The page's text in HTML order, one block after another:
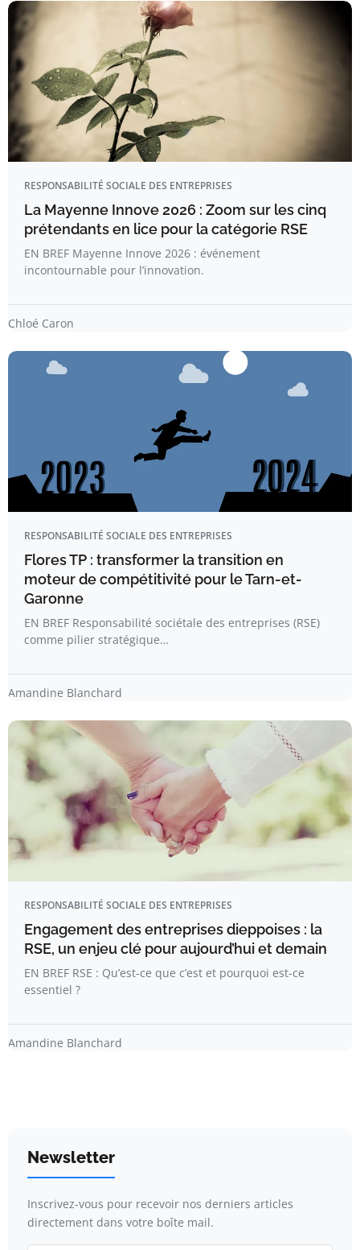
RESPONSABILITÉ SOCIALE DES ENTREPRISES
La Mayenne Innove 2026 : Zoom sur les cinq
prétendants en lice pour la catégorie RSE
EN BREF Mayenne Innove 2026 : événement
incontournable pour l’innovation.
Chloé Caron
RESPONSABILITÉ SOCIALE DES ENTREPRISES
Flores TP : transformer la transition en
moteur de compétitivité pour le Tarn-et-
Garonne
EN BREF Responsabilité sociétale des entreprises (RSE)
comme pilier stratégique…
Amandine Blanchard
RESPONSABILITÉ SOCIALE DES ENTREPRISES
Engagement des entreprises dieppoises : la
RSE, un enjeu clé pour aujourd’hui et demain
EN BREF RSE : Qu’est-ce que c’est et pourquoi est-ce
essentiel ?
Amandine Blanchard
Newsletter
Inscrivez-vous pour recevoir nos derniers articles
directement dans votre boîte mail.